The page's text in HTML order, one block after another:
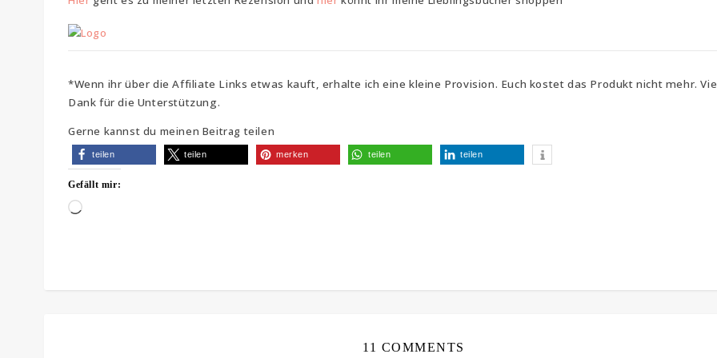
*Wenn ihr über die Affiliate Links etwas kauft, erhalte ich eine kleine Provision. Euch kostet das Produkt nicht mehr.
Dank für die Unterstützung.
Gerne kannst du meinen Beitrag teilen
teilen teilen merken teilen teilen
Gefällt mir:
Wird geladen …
11 COMMENTS